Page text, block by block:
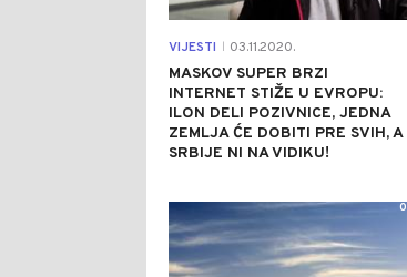
VIJESTI 03.11.2020.
MASKOV SUPER BRZI
INTERNET STIŽE U EVROPU:
ILON DELI POZIVNICE, JEDNA
ZEMLJA ĆE DOBITI PRE SVIH, A
SRBIJE NI NA VIDIKU!
0